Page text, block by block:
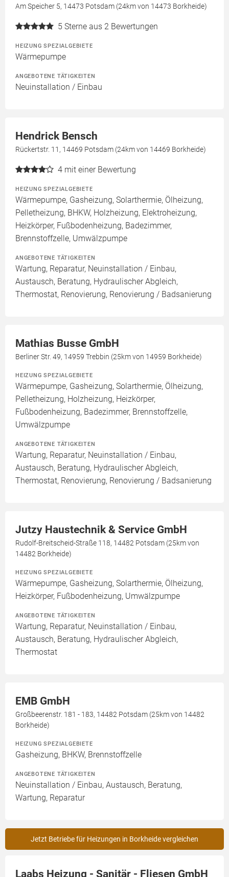
Am Speicher 5, 14473 Potsdam (24km von 14473 Borkheide)
5 Sterne aus 2 Bewertungen
HEIZUNG SPEZIALGEBIETE
Wärmepumpe
ANGEBOTENE TÄTIGKEITEN
Neuinstallation / Einbau
Hendrick Bensch
Rückertstr. 11, 14469 Potsdam (24km von 14469 Borkheide)
4 mit einer Bewertung
HEIZUNG SPEZIALGEBIETE
Wärmepumpe, Gasheizung, Solarthermie, Ölheizung,
Pelletheizung, BHKW, Holzheizung, Elektroheizung,
Heizkörper, Fußbodenheizung, Badezimmer,
Brennstoffzelle, Umwälzpumpe
ANGEBOTENE TÄTIGKEITEN
Wartung, Reparatur, Neuinstallation / Einbau,
Austausch, Beratung, Hydraulischer Abgleich,
Thermostat, Renovierung, Renovierung / Badsanierung
Mathias Busse GmbH
Berliner Str. 49, 14959 Trebbin (25km von 14959 Borkheide)
HEIZUNG SPEZIALGEBIETE
Wärmepumpe, Gasheizung, Solarthermie, Ölheizung,
Pelletheizung, Holzheizung, Heizkörper,
Fußbodenheizung, Badezimmer, Brennstoffzelle,
Umwälzpumpe
ANGEBOTENE TÄTIGKEITEN
Wartung, Reparatur, Neuinstallation / Einbau,
Austausch, Beratung, Hydraulischer Abgleich,
Thermostat, Renovierung, Renovierung / Badsanierung
Jutzy Haustechnik & Service GmbH
Rudolf-Breitscheid-Straße 118, 14482 Potsdam (25km von
14482 Borkheide)
HEIZUNG SPEZIALGEBIETE
Wärmepumpe, Gasheizung, Solarthermie, Ölheizung,
Heizkörper, Fußbodenheizung, Umwälzpumpe
ANGEBOTENE TÄTIGKEITEN
Wartung, Reparatur, Neuinstallation / Einbau,
Austausch, Beratung, Hydraulischer Abgleich,
Thermostat
EMB GmbH
Großbeerenstr. 181 - 183, 14482 Potsdam (25km von 14482
Borkheide)
HEIZUNG SPEZIALGEBIETE
Gasheizung, BHKW, Brennstoffzelle
ANGEBOTENE TÄTIGKEITEN
Neuinstallation / Einbau, Austausch, Beratung,
Wartung, Reparatur
Jetzt Betriebe für Heizungen in Borkheide vergleichen
Laabs Heizung - Sanitär - Fliesen GmbH